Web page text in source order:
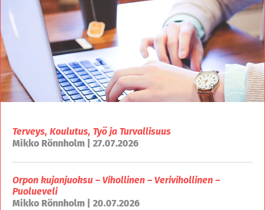
Terveys, Koulutus, Työ ja Turvallisuus
Mikko Rönnholm | 27.07.2026
Orpon kujanjuoksu – Vihollinen – Verivihollinen –
Puolueveli
Mikko Rönnholm | 20.07.2026